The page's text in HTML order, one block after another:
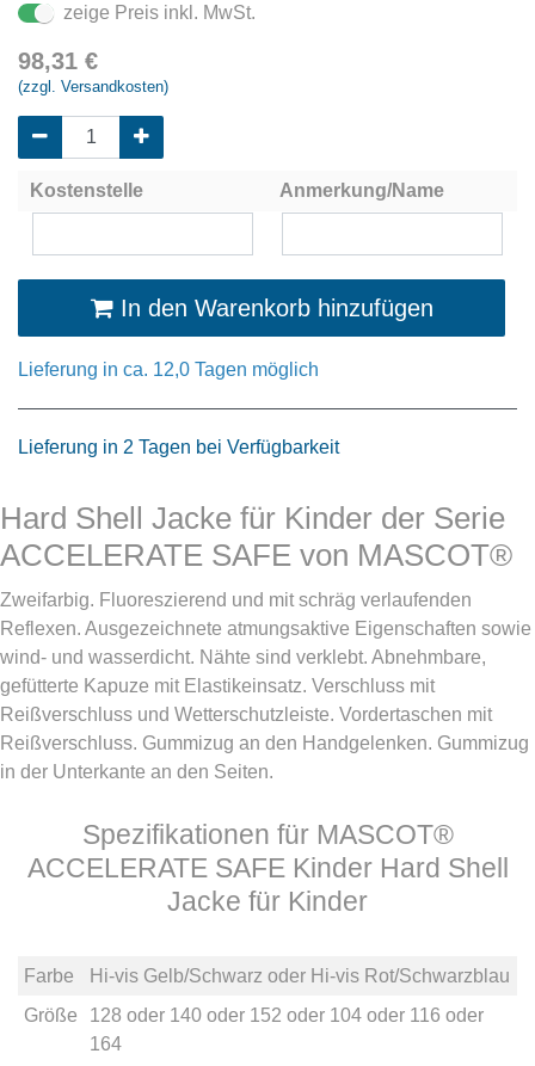
zeige Preis inkl. MwSt.
98,31 €
(zzgl. Versandkosten)
Kostenstelle Anmerkung/Name
In den Warenkorb hinzufügen
Lieferung in ca. 12,0 Tagen möglich
Lieferung in 2 Tagen bei Verfügbarkeit
Hard Shell Jacke für Kinder der Serie
ACCELERATE SAFE von MASCOT®
Zweifarbig. Fluoreszierend und mit schräg verlaufenden
Reflexen. Ausgezeichnete atmungsaktive Eigenschaften sowie
wind- und wasserdicht. Nähte sind verklebt. Abnehmbare,
gefütterte Kapuze mit Elastikeinsatz. Verschluss mit
Reißverschluss und Wetterschutzleiste. Vordertaschen mit
Reißverschluss. Gummizug an den Handgelenken. Gummizug
in der Unterkante an den Seiten.
Spezifikationen für MASCOT®
ACCELERATE SAFE Kinder Hard Shell
Jacke für Kinder
Farbe Hi-vis Gelb/Schwarz oder Hi-vis Rot/Schwarzblau
Größe
128 oder 140oder 152 oder 104oder 116 oder
164